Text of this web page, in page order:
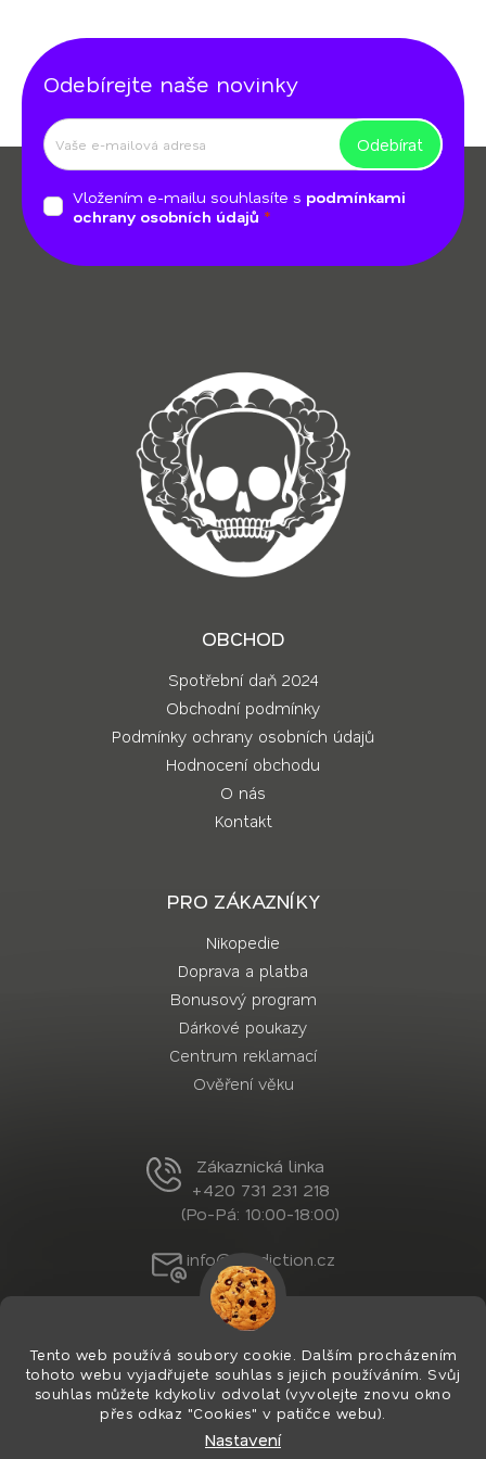
Tento web používá soubory cookie. Dalším procházením
tohoto webu vyjadřujete souhlas s jejich používáním. Svůj
souhlas můžete kdykoliv odvolat (vyvolejte znovu okno
přes odkaz "Cookies" v patičce webu).
Nastavení
v
p
Odebírejte naše novinky
Vložením e-mailu souhlasíte s podmínkami
ochrany osobních údajů
Odebírat
OBCHOD
Spotřební daň 2024
Obchodní podmínky
Podmínky ochrany osobních údajů
Hodnocení obchodu
O nás
Kontakt
PRO ZÁKAZNÍKY
Nikopedie
Doprava a platba
Bonusový program
Dárkové poukazy
Centrum reklamací
Ověření věku
Zákaznická linka
+420 731 231 218
(Po-Pá: 10:00-18:00)
info@nordiction.cz
Vytvořil Shoptet Premium